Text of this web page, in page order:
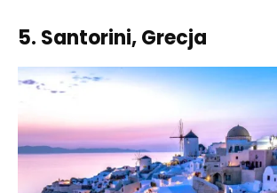
5. Santorini, Grecja